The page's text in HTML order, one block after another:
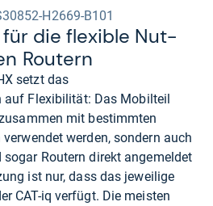
H2669-B101
für die fle­xi­ble Nut­
Rou­tern
setzt das
auf Flexibilität: Das Mobilteil
mit bestimmten
werden, sondern auch
Routern direkt angemeldet
ist nur, dass das jeweilige
CAT-iq verfügt. Die meisten